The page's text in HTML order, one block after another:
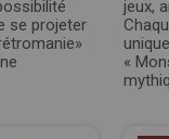
se projeter
jeux,
«